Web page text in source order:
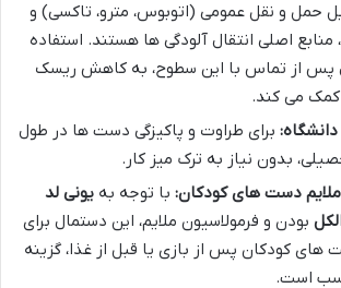
حمل و نقل عمومی (اتوبوس، مترو، تاکسی) و
منابع اصلی انتقال آلودگی ها هستند. استفاده
پس از تماس با این سطوح، به کاهش ریسک
کمک می کند.
برای طراوت و پاکیزگی دست ها در طول
بدون نیاز به ترک میز کار.
ملایم دست های کودکان: با توجه به یونی لد
بودن و فرمولاسیون ملایم، این دستمال برای
کودکان پس از بازی یا قبل از غذا، گزینه
است.